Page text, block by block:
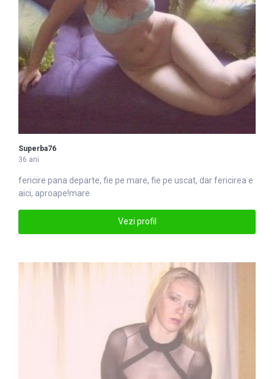
Superba76
36 ani
fericire pana departe, fie pe mare, fie pe uscat, dar fericirea e
aici, aproape!mare
Vezi profil